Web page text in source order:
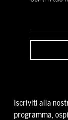
Iscriviti alla
programma,